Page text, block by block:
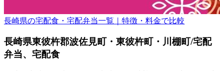
長崎県の宅配食・宅配弁当一覧｜特徴・料金で比較
長崎県東彼杵郡波佐見町・東彼杵町・川棚町/宅配
弁当、宅配食